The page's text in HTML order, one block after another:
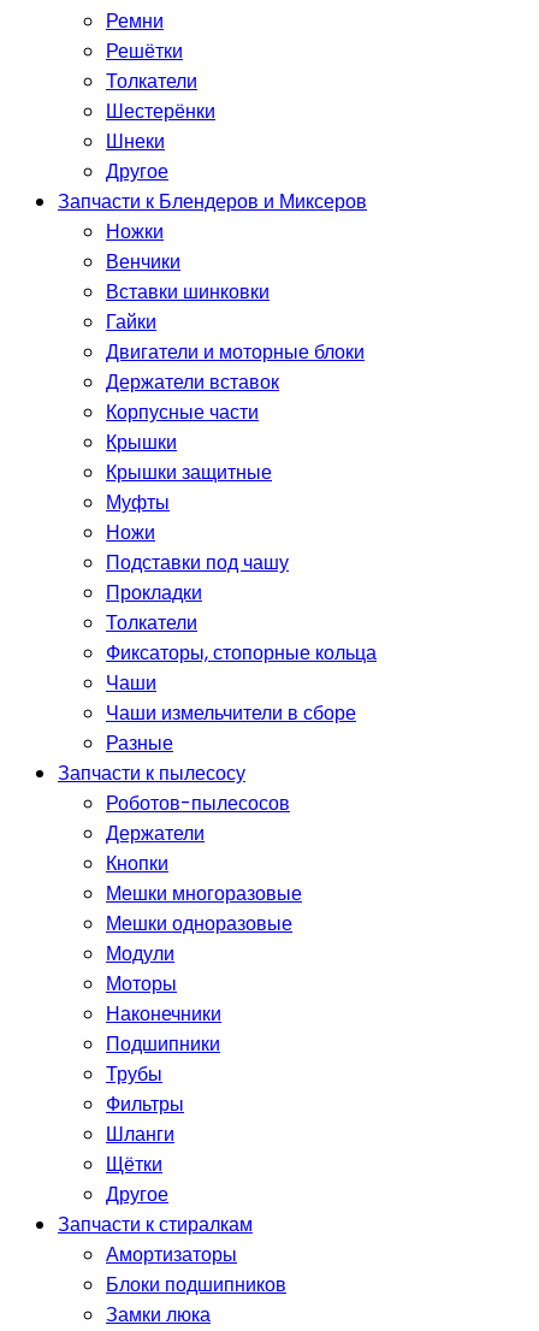
Ремни
Решётки
Толкатели
Шестерёнки
Шнеки
Другое
Запчасти к Блендеров и Миксеров
Ножки
Венчики
Вставки шинковки
Гайки
Двигатели и моторные блоки
Держатели вставок
Корпусные части
Крышки
Крышки защитные
Муфты
Ножи
Подставки под чашу
Прокладки
Толкатели
Фиксаторы, стопорные кольца
Чаши
Чаши измельчители в сборе
Разные
Запчасти к пылесосу
Роботов-пылесосов
Держатели
Кнопки
Мешки многоразовые
Мешки одноразовые
Модули
Моторы
Наконечники
Подшипники
Трубы
Фильтры
Шланги
Щётки
Другое
Запчасти к стиралкам
Амортизаторы
Блоки подшипников
Замки люка